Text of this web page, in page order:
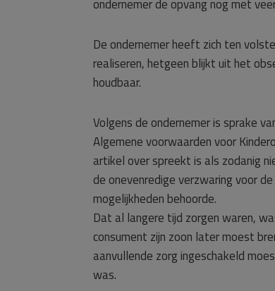
ondernemer de opvang nog met
De ondernemer heeft zich ten
realiseren, hetgeen blijkt uit het
houdbaar.
Volgens de ondernemer is sprake
Algemene voorwaarden voor
artikel over spreekt is als zodanig
de onevenredige verzwaring voor
mogelijkheden behoorde.
Dat al langere tijd zorgen waren,
consument zijn zoon later moest
aanvullende zorg ingeschakeld
was.